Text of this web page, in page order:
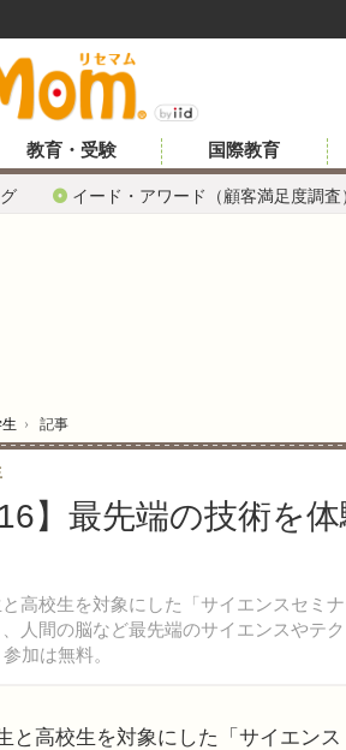
イード・アワード（顧客満足度調査
教育・受験 国際教育
› 記事
】最先端の技術を
高校生を対象にした「サイエンスセミ
人間の脳など最先端のサイエンスやテ
加は無料。
高校生を対象にした「サイエンス